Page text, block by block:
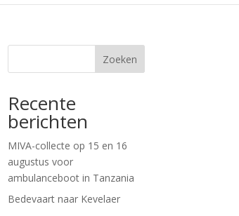
Zoeken
Recente
berichten
MIVA-collecte op 15 en 16
augustus voor
ambulanceboot in Tanzania
Bedevaart naar Kevelaer